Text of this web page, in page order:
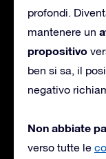
profondi.
mantenere un
propositivo
ben si sa, il
negativo
Non abbiate
verso tutte le